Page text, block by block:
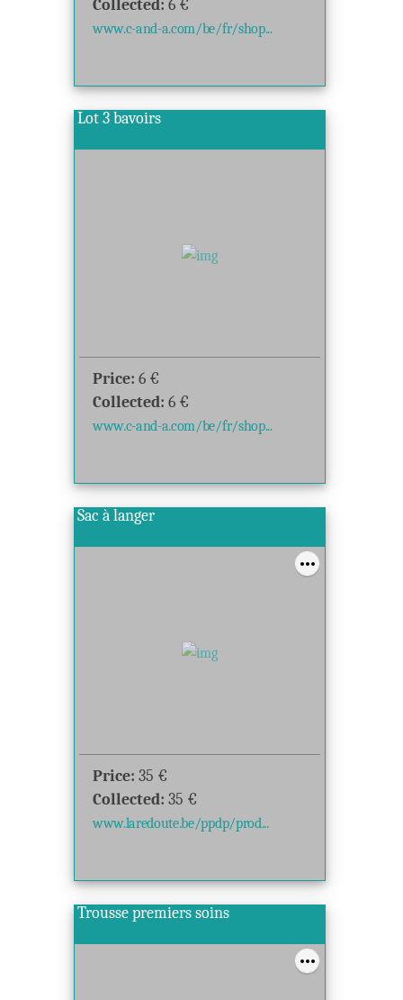
Collected: 6 €
www.c-and-a.com/be/fr/shop...
Lot 3 bavoirs
Price: 6 €
Collected: 6 €
www.c-and-a.com/be/fr/shop...
Sac à langer
Price: 35 €
Collected: 35 €
www.laredoute.be/ppdp/prod...
Trousse premiers soins